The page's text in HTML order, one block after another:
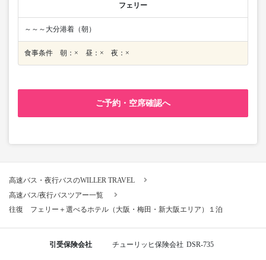
フェリー
～～～大分港着（朝）
食事条件 朝：× 昼：× 夜：×
ご予約・空席確認へ
高速バス・夜行バスのWILLER TRAVEL
高速バス/夜行バスツアー一覧
往復 フェリー＋選べるホテル（大阪・梅田・新大阪エリア）１泊
引受保険会社 チューリッヒ保険会社 DSR-735